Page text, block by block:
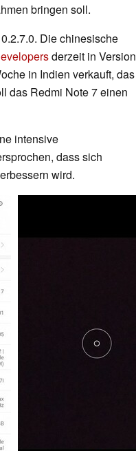
bringen soll.
Die chinesische
derzeit in Version
in Indien verkauft, das
das Redmi Note 7 einen
intensive
dass sich
wird.